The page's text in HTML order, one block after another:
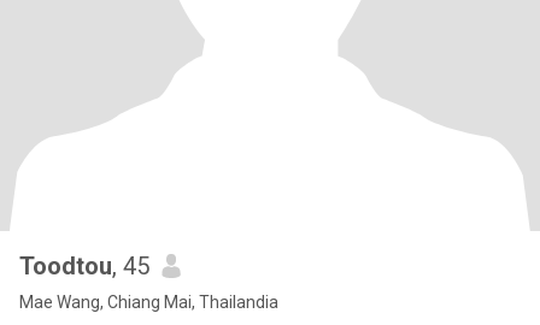
Toodtou, 45
Mae Wang, Chiang Mai, Thailandia